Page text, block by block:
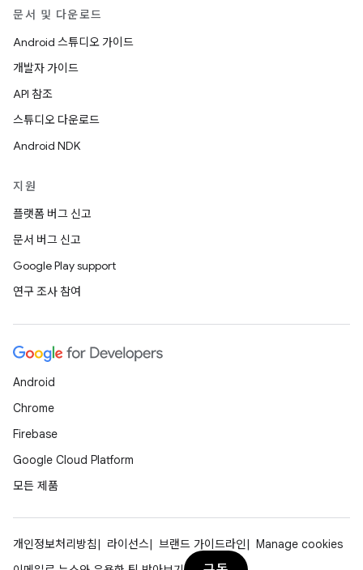
문서 및 다운로드
Android 스튜디오 가이드
개발자 가이드
API 참조
스튜디오 다운로드
Android NDK
지원
플랫폼 버그 신고
문서 버그 신고
Google Play support
연구 조사 참여
Android
Chrome
Firebase
Google Cloud Platform
모든 제품
개인정보처리방침 라이선스 브랜드 가이드라인
Manage cookies